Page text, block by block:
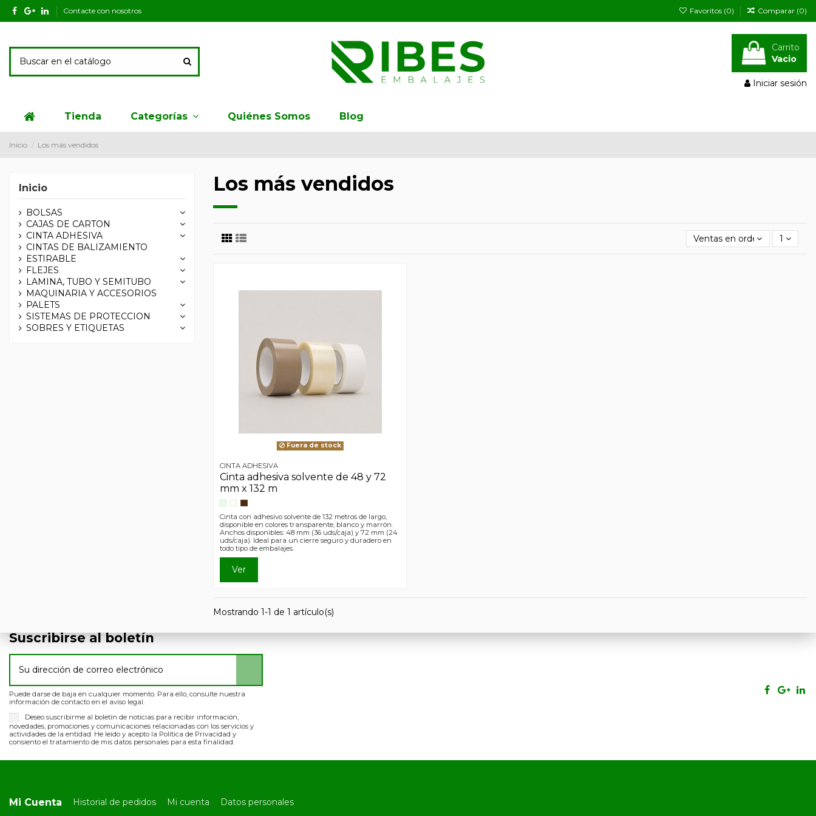
Contacte con nosotros Favoritos (0) Comparar (0)
Carrito
Vacio
Iniciar sesión
Tienda Categorías Quiénes Somos Blog
Inicio Los más vendidos
Los más vendidos
Ventas en orden 1
Fuera de stock
CINTA ADHESIVA
Cinta adhesiva solvente de 48 y 72
mm x 132 m
Cinta con adhesivo solvente de 132 metros de largo,
disponible en colores transparente, blanco y marrón.
Anchos disponibles: 48 mm (36 uds/caja) y 72 mm (24
uds/caja). Ideal para un cierre seguro y duradero en
todo tipo de embalajes.
Ver
Mostrando 1-1 de 1 artículo(s)
Inicio
BOLSAS
CAJAS DE CARTON
CINTA ADHESIVA
CINTAS DE BALIZAMIENTO
ESTIRABLE
FLEJES
LAMINA, TUBO Y SEMITUBO
MAQUINARIA Y ACCESORIOS
PALETS
SISTEMAS DE PROTECCION
SOBRES Y ETIQUETAS
Suscribirse al boletín
Puede darse de baja en cualquier momento. Para ello, consulte nuestra
información de contacto en el aviso legal.
Deseo suscribirme al boletín de noticias para recibir información,
novedades, promociones y comunicaciones relacionadas con los servicios y
actividades de la entidad. He leído y acepto la Política de Privacidad y
consiento el tratamiento de mis datos personales para esta finalidad.
Mi Cuenta Historial de pedidos Mi cuenta Datos personales